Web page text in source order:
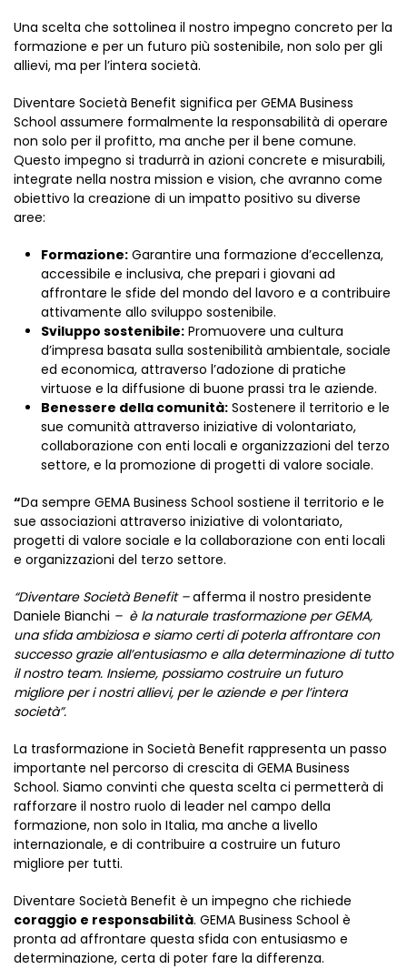
Una scelta che sottolinea il nostro impegno concreto per la
formazione e per un futuro più sostenibile, non solo per gli
allievi, ma per l’intera società.
Diventare Società Benefit significa per GEMA Business
School assumere formalmente la responsabilità di operare
non solo per il profitto, ma anche per il bene comune.
Questo impegno si tradurrà in azioni concrete e misurabili,
integrate nella nostra mission e vision, che avranno come
obiettivo la creazione di un impatto positivo su diverse
aree:
Formazione: Garantire una formazione d’eccellenza,
accessibile e inclusiva, che prepari i giovani ad
affrontare le sfide del mondo del lavoro e a contribuire
attivamente allo sviluppo sostenibile.
Sviluppo sostenibile: Promuovere una cultura
d’impresa basata sulla sostenibilità ambientale, sociale
ed economica, attraverso l’adozione di pratiche
virtuose e la diffusione di buone prassi tra le aziende.
Benessere della comunità: Sostenere il territorio e le
sue comunità attraverso iniziative di volontariato,
collaborazione con enti locali e organizzazioni del terzo
settore, e la promozione di progetti di valore sociale.
“Da sempre GEMA Business School sostiene il territorio e le
sue associazioni attraverso iniziative di volontariato,
progetti di valore sociale e la collaborazione con enti locali
e organizzazioni del terzo settore.
“Diventare Società Benefit –afferma il nostro presidente
Daniele Bianchi – è la naturale trasformazione per GEMA,
una sfida ambiziosa e siamo certi di poterla affrontare con
successo grazie all’entusiasmo e alla determinazione di tutto
il nostro team. Insieme, possiamo costruire un futuro
migliore per i nostri allievi, per le aziende e per l’intera
società”.
La trasformazione in Società Benefit rappresenta un passo
importante nel percorso di crescita di GEMA Business
School. Siamo convinti che questa scelta ci permetterà di
rafforzare il nostro ruolo di leader nel campo della
formazione, non solo in Italia, ma anche a livello
internazionale, e di contribuire a costruire un futuro
migliore per tutti.
Diventare Società Benefit è un impegno che richiede
coraggio e responsabilità. GEMA Business School è
pronta ad affrontare questa sfida con entusiasmo e
determinazione, certa di poter fare la differenza.